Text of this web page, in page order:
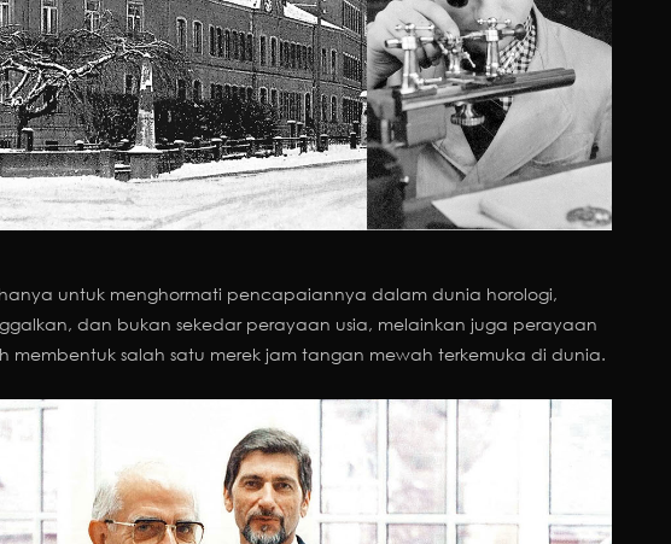
untuk menghormati pencapaiannya dalam dunia horologi,
dan bukan sekedar perayaan usia, melainkan juga perayaan
membentuk salah satu merek jam tangan mewah terkemuka di dunia.